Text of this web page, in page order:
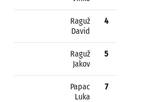
Raguž
David
4
Raguž
Jakov
5
Papac
Luka
7